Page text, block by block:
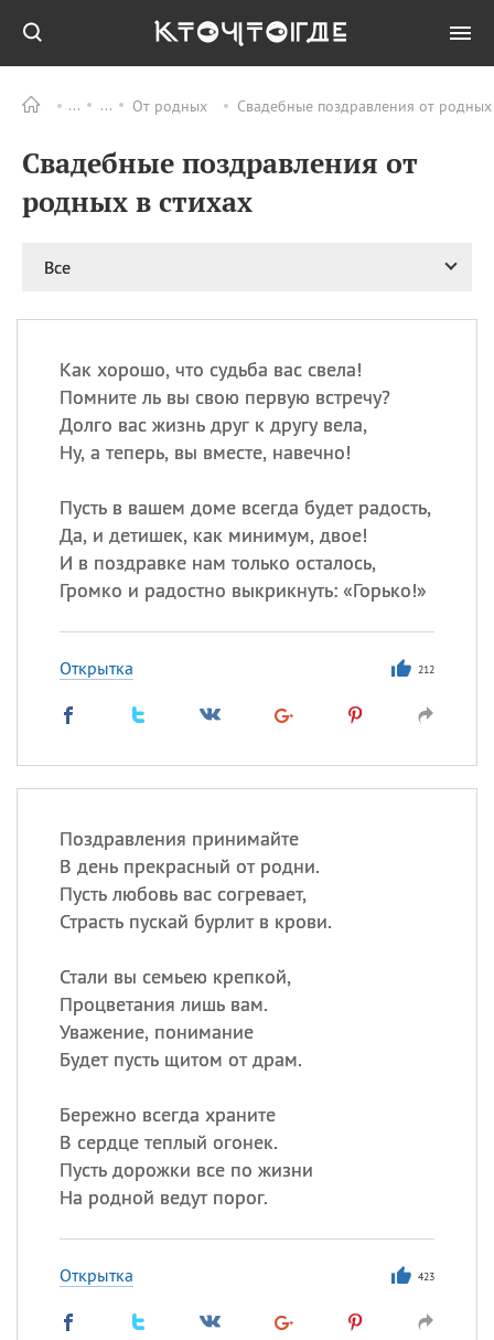
От родных Свадебные поздравления от
Свадебные поздравления от
родных в стихах
Все
Как хорошо, что судьба вас свела!
Помните ль вы свою первую встречу?
Долго вас жизнь друг к другу вела,
Ну, а теперь, вы вместе, навечно!
Пусть в вашем доме всегда будет радость,
Да, и детишек, как минимум, двое!
И в поздравке нам только осталось,
Громко и радостно выкрикнуть: «Горько!»
Открытка 212
Поздравления принимайте
В день прекрасный от родни.
Пусть любовь вас согревает,
Страсть пускай бурлит в крови.
Стали вы семьею крепкой,
Процветания лишь вам.
Уважение, понимание
Будет пусть щитом от драм.
Бережно всегда храните
В сердце теплый огонек.
Пусть дорожки все по жизни
На родной ведут порог.
Открытка 423
ПРАЗДНИКИ Все
09.08 День памяти
великомученика и
Николая Чудотворца
11.08 День полета на
11.08
День Святой Клары —
покровительницы
телевидения
Сегодня празднуют именины
Герман,Иван ,Клим ,Еще
Посмотреть значение